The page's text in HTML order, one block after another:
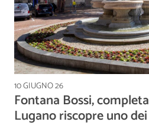
10 GIUGNO 26
Fontana Bossi,
Lugano riscopre uno